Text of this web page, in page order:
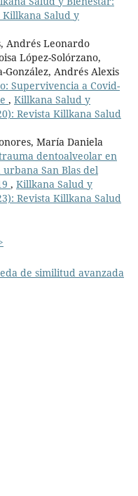
Killkana Salud y
Andrés Leonardo
López-Solórzano,
González, Andrés Alexis
Supervivencia a Covid-
, Killkana Salud y
Revista Killkana Salud
María Daniela
dentoalveolar en
San Blas del
, Killkana Salud y
Revista Killkana Salud
de similitud avanzada